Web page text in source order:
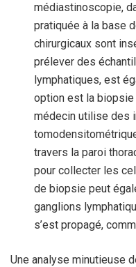
médiastinoscopie,
pratiquée à la base
chirurgicaux sont
prélever des
lymphatiques, est
option est la biopsie
médecin utilise des
travers la paroi
pour collecter les
de biopsie peut
ganglions
s’est propagé,
Une analyse minutieuse